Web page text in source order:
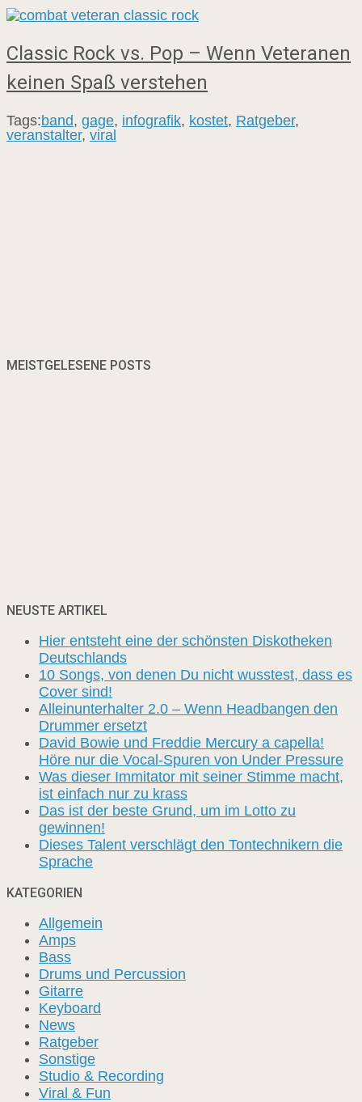
Classic Rock vs. Pop – Wenn Veteranen
keinen Spaß verstehen
Tags:band, gage, infografik, kostet, Ratgeber,
veranstalter, viral
MEISTGELESENE POSTS
NEUSTE ARTIKEL
Hier entsteht eine der schönsten Diskotheken
Deutschlands
10 Songs, von denen Du nicht wusstest, dass es
Cover sind!
Alleinunterhalter 2.0 – Wenn Headbangen den
Drummer ersetzt
David Bowie und Freddie Mercury a capella!
Höre nur die Vocal-Spuren von Under Pressure
Was dieser Immitator mit seiner Stimme macht,
ist einfach nur zu krass
Das ist der beste Grund, um im Lotto zu
gewinnen!
Dieses Talent verschlägt den Tontechnikern die
Sprache
KATEGORIEN
Allgemein
Amps
Bass
Drums und Percussion
Gitarre
Keyboard
News
Ratgeber
Sonstige
Studio & Recording
Viral & Fun